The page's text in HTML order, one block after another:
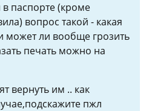
паспорте (кроме
вопрос такой - какая
может ли вообще грозить
печать можно на
вернуть им .. как
пжл